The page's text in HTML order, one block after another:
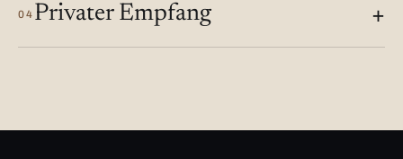
04 Privater Empfang